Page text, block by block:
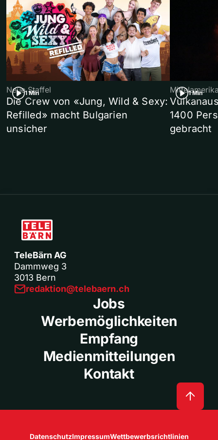
1 Min
Neue Staffel
Die Crew von «Jung, Wild & Sexy:
Refilled» macht Bulgarien
unsicher
1 Min
1400
gebracht
TeleBärn AG
Dammweg 3
3013 Bern
redaktion@telebaern.ch
Jobs
Werbemöglichkeiten
Empfang
Medienmitteilungen
Kontakt
DatenschutzImpressumWettbewerbsrichtlinien